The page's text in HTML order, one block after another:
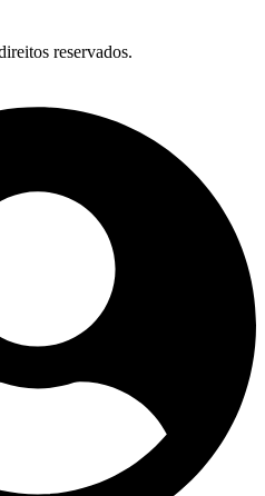
reservados.